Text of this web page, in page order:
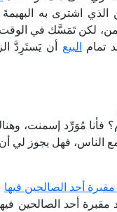
اشترى به
لكن تَمَسَّك في
تمام البيع أن يَستَرِدَّ
مُوَرِّد إسمنت،
مع الناس، فهل يجوز لي
أحد الصالحين فيها
أحد الصالحين